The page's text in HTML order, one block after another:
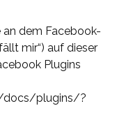
an dem Facebook-
mir“) auf dieser
Plugins
docs/plugins/?